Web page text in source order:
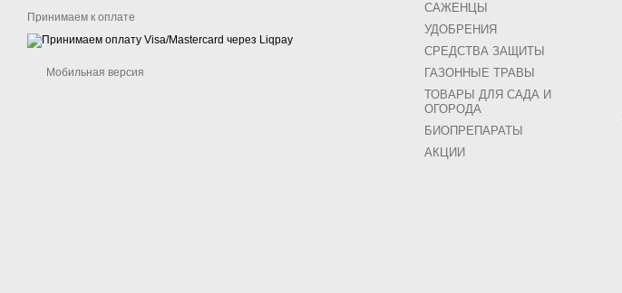
Принимаем к оплате
Мобильная версия
САЖЕНЦЫ
УДОБРЕНИЯ
СРЕДСТВА ЗАЩИТЫ
ГАЗОННЫЕ ТРАВЫ
ТОВАРЫ ДЛЯ САДА И
ОГОРОДА
БИОПРЕПАРАТЫ
АКЦИИ